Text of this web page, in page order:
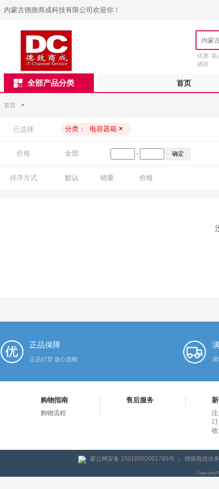
内蒙古德致商成科技有限公司欢迎你！
优惠 新
硒鼓
全部产品分类 首页
首页 >
已选择 分类： 电容器箱 ×
价格 全部 -
排序方式 默认 销量 价格
正品保障
正品行货 放心选购
购物指南
购物流程
售后服务
蒙公网安备 15010502001785号 | 增值电信业